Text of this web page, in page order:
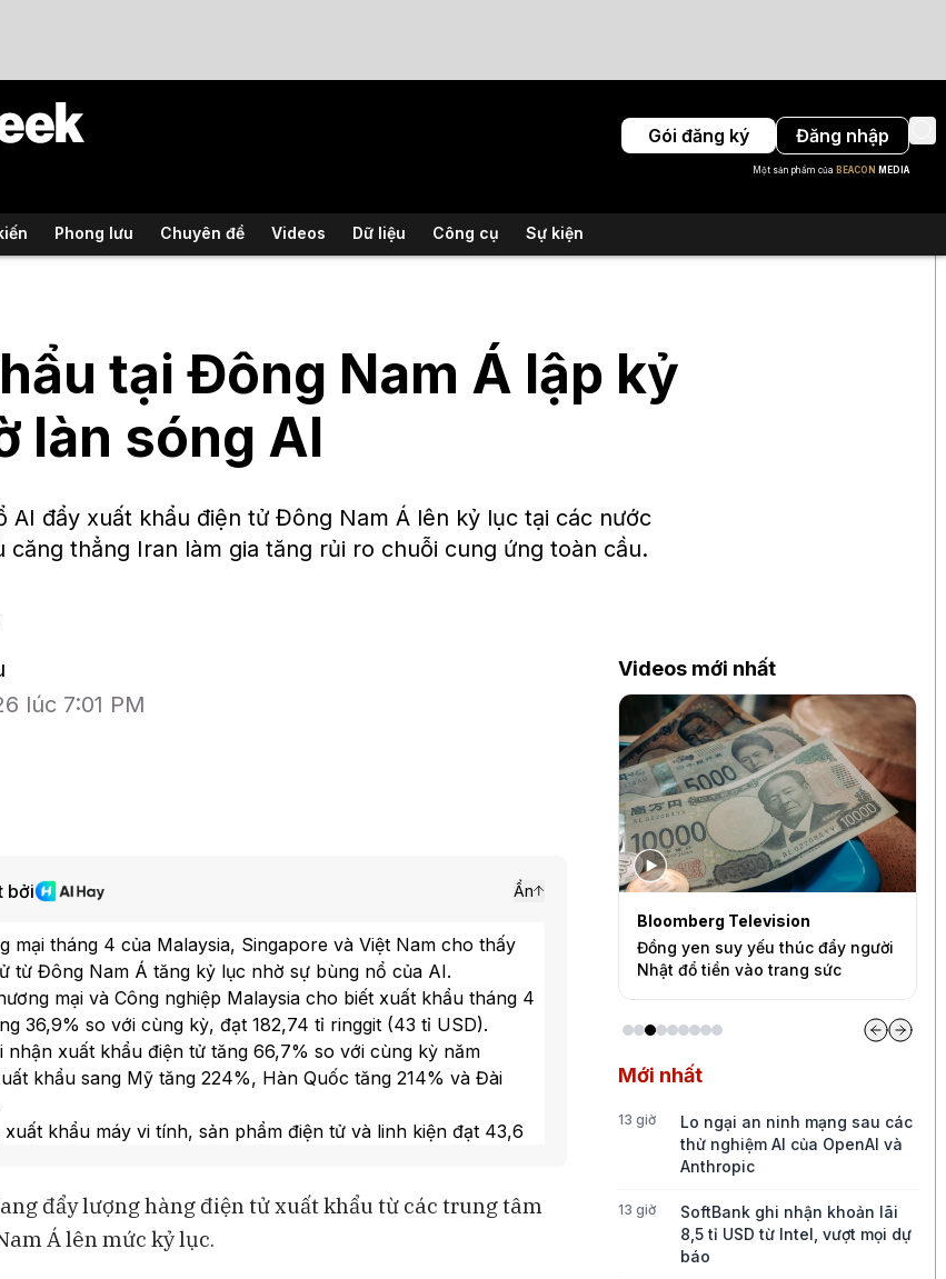
Gói đăng ký Đăng nhập
Một sản phẩm của BEACON MEDIA
Phong lưu Chuyên đề Videos Dữ liệu Công cụ Sự kiện
tại Đông Nam Á lập kỷ
làn sóng AI
AI đẩy xuất khẩu điện tử Đông Nam Á lên kỷ lục tại các nước
căng thẳng Iran làm gia tăng rủi ro chuỗi cung ứng toàn cầu.
lúc 7:01 PM
bởi Ẩn
mại tháng 4 của Malaysia, Singapore và Việt Nam cho thấy
từ Đông Nam Á tăng kỷ lục nhờ sự bùng nổ của AI.
mại và Công nghiệp Malaysia cho biết xuất khẩu tháng 4
36,9% so với cùng kỳ, đạt 182,74 tỉ ringgit (43 tỉ USD).
nhận xuất khẩu điện tử tăng 66,7% so với cùng kỳ năm
khẩu sang Mỹ tăng 224%, Hàn Quốc tăng 214% và Đài
xuất khẩu máy vi tính, sản phẩm điện tử và linh kiện đạt 43,6
tăng trưởng xuất khẩu cả năm 2024 lên 9,6% tính theo
trước đó, nhờ nhu cầu mạnh về sản phẩm công nghệ cao.
đẩy lượng hàng điện tử xuất khẩu từ các trung tâm
Á lên mức kỷ lục.
Videos mới nhất
CEO Uber: Chưa thấy người tiêu
dùng thắt chặt chi tiêu
Đồng yen suy yếu thúc đẩy người
Nhật đổ tiền vào trang sức
BAM Studios
Vì sao VN-Index chưa phản ánh
đúng quy mô kinh tế Việt Nam?
Mới nhất
13 giờ
Lo ngại an ninh mạng sau các
thử nghiệm AI của OpenAI và
Anthropic
13 giờ
SoftBank ghi nhận khoản lãi
8,5 tỉ USD từ Intel, vượt mọi dự
báo